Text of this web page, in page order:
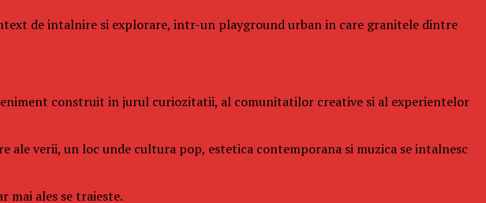
de intalnire si explorare, intr-un playground urban in care granitele dintre
construit in jurul curiozitatii, al comunitatilor creative si al experientelor
verii, un loc unde cultura pop, estetica contemporana si muzica se intalnesc
mai ales se traieste.